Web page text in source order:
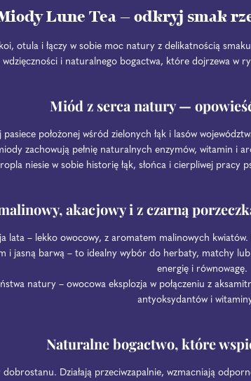
Lune Tea — odkryj smak
otula i łączy w sobie moc natury z delikatnością
i naturalnego bogactwa, które dojrzewa w
Miód z serca natury —
pasiece położonej wśród zielonych łąk i lasów
zachowują pełnię naturalnych enzymów, witamin i
niesie w sobie historię łąk, słońca i cierpliwej pracy
akacjowy i z czarną
lata – lekko owocowy, z aromatem malinowych
i jasną barwą – to idealny wybór do herbaty, matchy
energię i równowagę.
natury – owocowa eksplozja w połączeniu z
antyoksydantów i
Naturalne bogactwo, które
Działają przeciwzapalnie, wzmacniają